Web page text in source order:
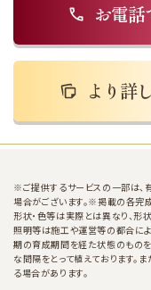
お電話
より詳
※ご提供するサービスの一部は、
場合がございます。※掲載の各完
形状・色等は実際とは異なり、形
照明等は施工や運営等の都合に
期の育成期間を経た状態のもの
な間隔をとって植えております。
る場合があります。